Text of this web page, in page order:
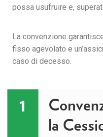
possa usufruire e, superati
La convenzione
fisso agevolato e
caso di decesso.
1
la